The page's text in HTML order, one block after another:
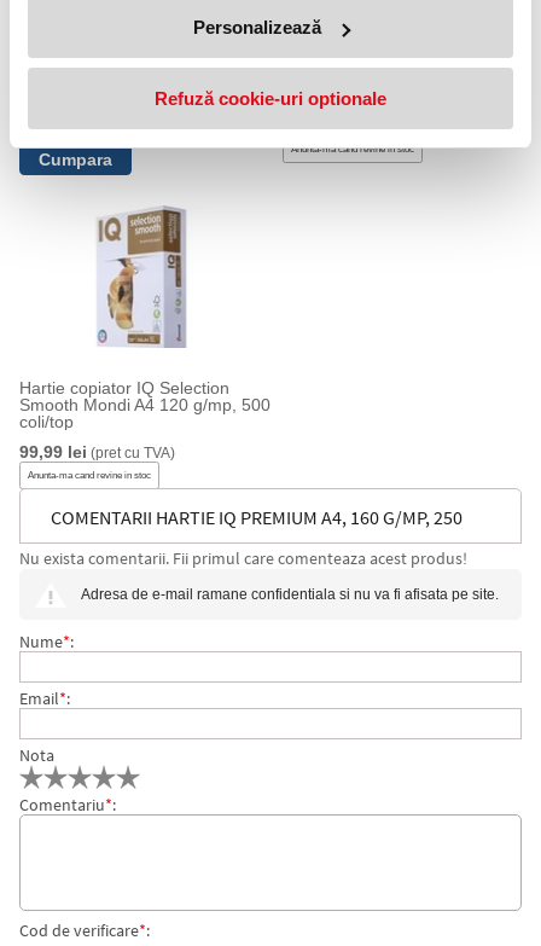
Personalizează
Refuză cookie-uri optionale
149,99 lei(pret cu TVA)
A3 250 g/mp 250 coli/top
329,99 lei(pret cu TVA)
Anunta-ma cand revine in stoc
Hartie copiator IQ Selection
Smooth Mondi A4 120 g/mp, 500
coli/top
99,99 lei (pret cu TVA)
Anunta-ma cand revine in stoc
COMENTARII HARTIE IQ PREMIUM A4, 160 G/MP, 250
Nu exista comentarii. Fii primul care comenteaza acest produs!
Adresa de e-mail ramane confidentiala si nu va fi afisata pe site.
Nume*:
Email*:
Nota
Comentariu*:
Cod de verificare*: